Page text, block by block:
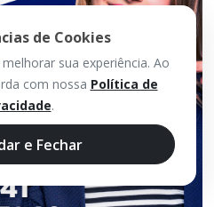
de Cookies
sua experiência. Ao
com nossa Política de
.
e Fechar